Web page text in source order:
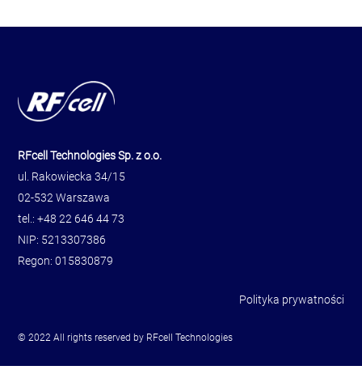
RFcell Technologies Sp. z o.o.
ul. Rakowiecka 34/15
02-532 Warszawa
tel.: +48 22 646 44 73
NIP: 5213307386
Regon: 015830879
Polityka prywatności
© 2022 All rights reserved by RFcell Technologies